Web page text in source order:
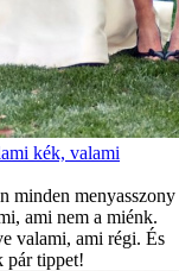
kék, valami
minden menyasszony
ami nem a miénk.
valami, ami régi. És
pár tippet!